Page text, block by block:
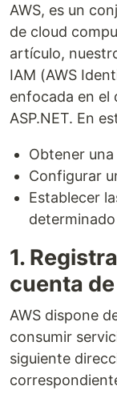
AWS, es un
de cloud
artículo,
IAM (AWS
enfocada en el
ASP.NET. En
Obtener
Configurar
Establecer
1.
cuenta
AWS dispone
consumir
siguiente